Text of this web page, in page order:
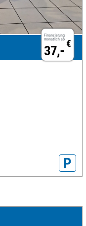
Finanzierung
monatlich ab €
37,-
P